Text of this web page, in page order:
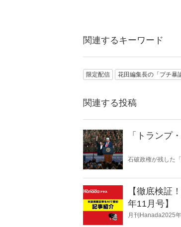
関連するキーワード
限定配信 花田編集長の「プチ暴
関連する投稿
「トランプ
石破政権が残した
の“ふたつの顔”
【徹底検証
年11月号】
月刊Hanada2025